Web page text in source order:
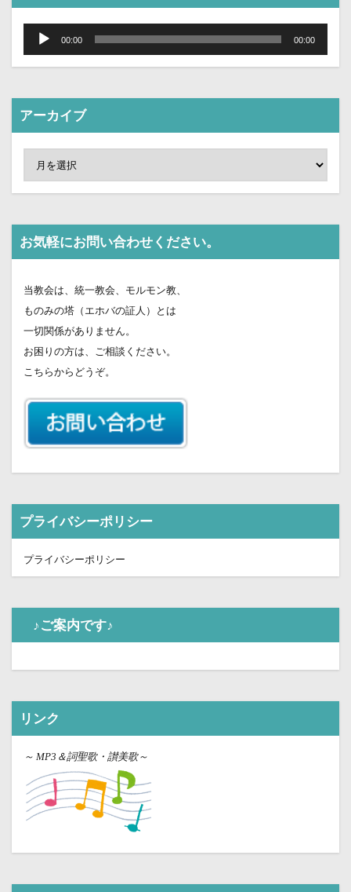
音
レ
ー
00:00 00:00
アーカイブ
お気軽にお問い合わせください。
当教会は、統一教会、モルモン教、
ものみの塔（エホバの証人）とは
一切関係がありません。
お困りの方は、ご相談ください。
こちらからどうぞ。
プライバシーポリシー
プライバシーポリシー
♪ご案内です♪
リンク
～ MP3＆詞聖歌・讃美歌～